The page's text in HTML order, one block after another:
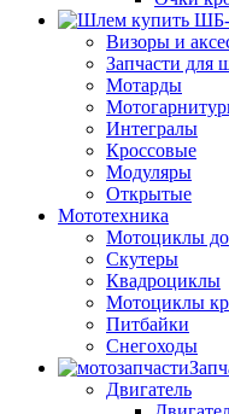
Визоры и
Запчасти для
Мотарды
Интегралы
Кроссовые
Модуляры
Открытые
Мототехника
Мотоциклы
Скутеры
Квадроциклы
Мотоциклы
Питбайки
Снегоходы
Двигатель